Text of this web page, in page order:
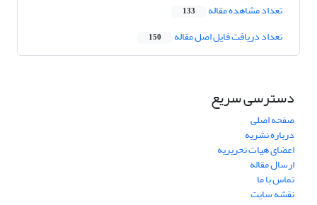
تعداد مشاهده مقاله 133
تعداد دریافت فایل اصل مقاله 150
دسترسی سریع
صفحه اصلی
درباره نشریه
اعضای هیات تحریریه
ارسال مقاله
تماس با ما
نقشه سایت